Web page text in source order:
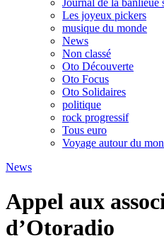
Les joyeux pickers
musique du monde
News
Non classé
Oto Découverte
Oto Focus
Oto Solidaires
politique
rock progressif
Tous euro
Voyage autour du
News
Appel aux
d’Otoradio